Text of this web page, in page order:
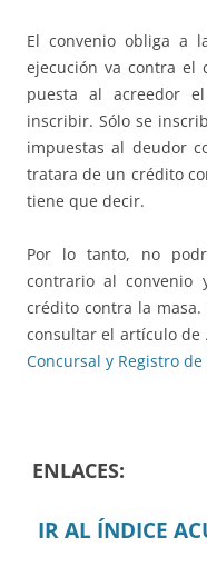
El convenio obliga a
ejecución va contra el
puesta al acreedor
inscribir. Sólo se
impuestas al deudor
tratara de un crédito
tiene que decir.
Por lo tanto, no
contrario al
crédito contra la masa.
consultar el artículo de
Concursal y Registro
ENLACES:
IR AL ÍNDICE